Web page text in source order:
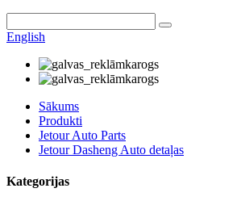
English
Sākums
Produkti
Jetour Auto Parts
Jetour Dasheng Auto detaļas
Kategorijas